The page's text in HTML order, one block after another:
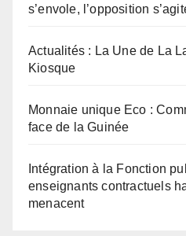
s’envole, l’opposition
Actualités : La Une de La
Kiosque
Monnaie unique Eco :
face de la Guinée
Intégration à la Fonction
enseignants contractuels
menacent